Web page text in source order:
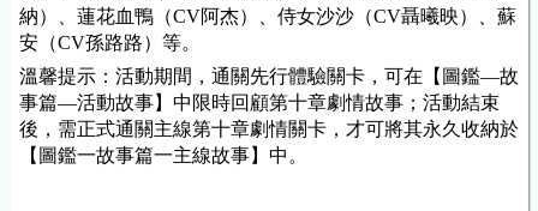
納）、蓮花血鴨（CV阿杰）、侍女沙沙（CV聶曦映）、蘇
安（CV孫路路）等。
溫馨提示：活動期間，通關先行體驗關卡，可在【圖鑑—故
事篇—活動故事】中限時回顧第十章劇情故事；活動結束
後，需正式通關主線第十章劇情關卡，才可將其永久收納於
【圖鑑一故事篇一主線故事】中。